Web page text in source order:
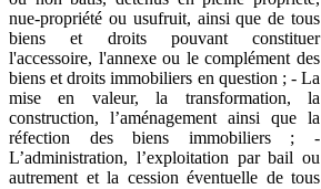
nue-propriété ou usufruit, ainsi que de tous
biens et droits pouvant constituer
l'accessoire, l'annexe ou le complément des
biens et droits immobiliers en question ; - La
mise en valeur, la transformation, la
construction, l’aménagement ainsi que la
réfection des biens immobiliers ; -
L’administration, l’exploitation par bail ou
autrement et la cession éventuelle de tous